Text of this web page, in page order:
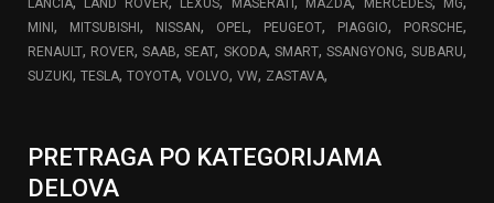
LANCIA LAND ROVER LEXUS MASERATI MAZDA MERCEDES MG
MINI, MITSUBISHI, NISSAN, OPEL, PEUGEOT, PIAGGIO, PORSCHE,
RENAULT, ROVER,SAAB,SEAT, SKODA, SMART, SSANGYONG,SUBARU,
SUZUKI, TESLA, TOYOTA, VOLVO, VW, ZASTAVA,
PRETRAGA PO KATEGORIJAMA
DELOVA